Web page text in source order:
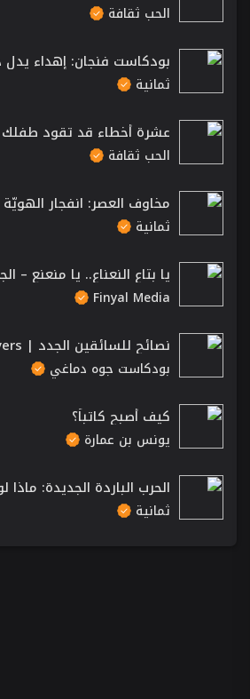
الحب ثقافة
ثمانية
الحب ثقافة
ثمانية
يا بتاع النعناع.. يا منعنع –
Finyal Media
بودكاست جوه دماغي
كيف أصبح كاتباً؟
يونس بن عمارة
ثمانية